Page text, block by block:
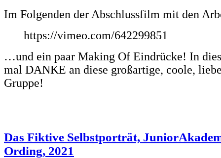
Im Folgenden der Abschlussfilm mit den
https://vimeo.com/642299851
…und ein paar Making Of Eindrücke! In
mal DANKE an diese großartige, coole,
Gruppe!
Das Fiktive Selbstporträt,
Ording, 2021